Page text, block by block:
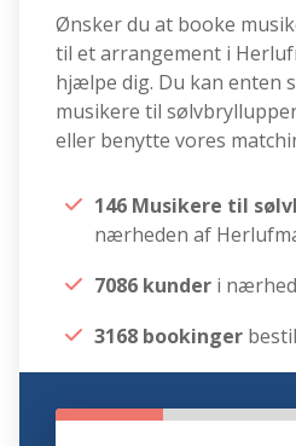
Ønsker du at booke
til et arrangement i
hjælpe dig. Du kan enten
musikere til
eller benytte vores
146 Musikere til
nærheden af
7086 kunder i
3168 bookinger